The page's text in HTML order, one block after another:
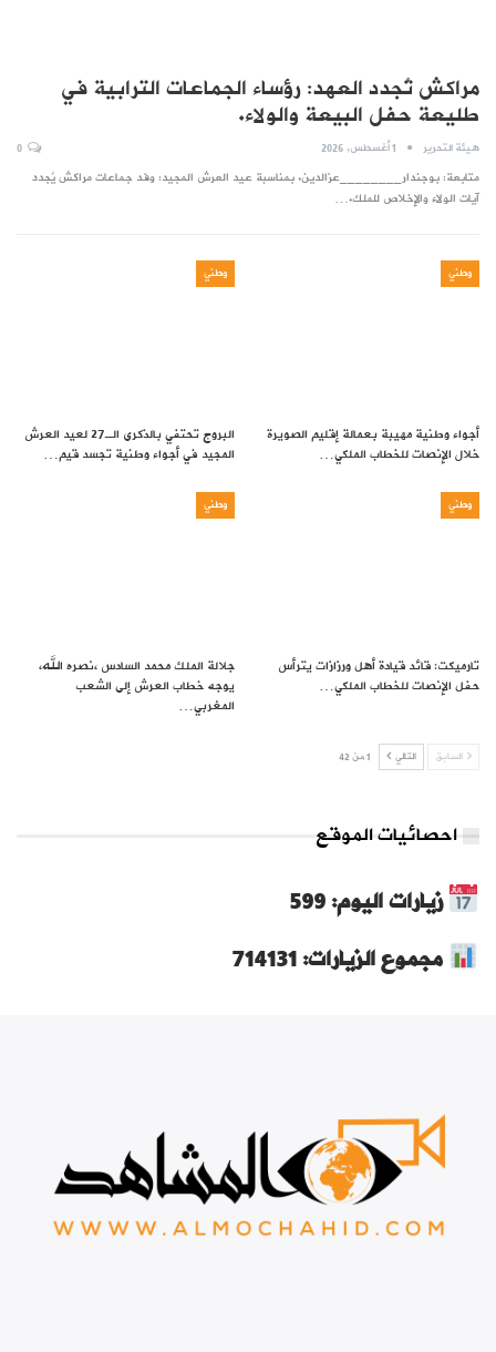
مراكش تُجدد العهد: رؤساء الجماعات الترابية في
طليعة حفل البيعة والولاء.
هيئة التحرير 1 أغسطس, 2026
متابعة: بوجندار________عزالدين. بمناسبة عيد العرش المجيد: وفد جماعات مراكش يُجدد
آيات الولاء والإخلاص للملك.…
وطني
أجواء وطنية مهيبة بعمالة إقليم الصويرة
خلال الإنصات للخطاب الملكي…
وطني
البروج تحتفي بالذكرى الـ27 لعيد العرش
المجيد في أجواء وطنية تجسد قيم…
وطني
تارميكت: قائد قيادة أهل ورزازات يترأس
حفل الإنصات للخطاب الملكي…
وطني
جلالة الملك محمد السادس ،نصره الله،
يوجه خطاب العرش إلى الشعب
المغربي…
السابق التالي 1 من 42
احصائيات الموقع
زيارات اليوم: 599
مجموع الزيارات: 714131